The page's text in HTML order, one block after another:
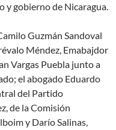
y gobierno de Nicaragua.
Guzmán Sandoval
Méndez, Emabajdor
Vargas Puebla junto a
el abogado Eduardo
del Partido
de la Comisión
y Darío Salinas,